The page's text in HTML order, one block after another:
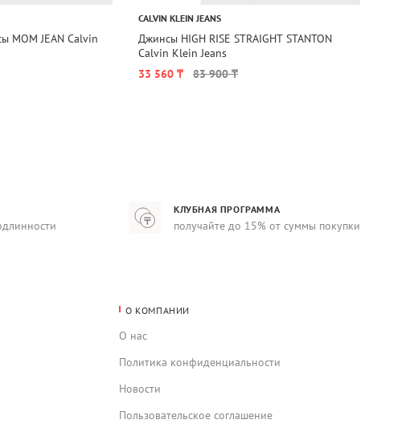
MOM JEAN Calvin
CALVIN KLEIN JEANS
Джинсы HIGH RISE STRAIGHT STANTON
Calvin Klein Jeans
33 560 ₸
83 900 ₸
КЛУБНАЯ ПРОГРАММА
получайте до 15% от суммы покупки
О КОМПАНИИ
О нас
Политика конфиденциальности
Новости
Пользовательское соглашение